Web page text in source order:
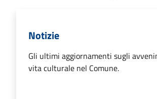
Notizie
Gli ultimi aggiornamenti sugli
vita culturale nel Comune.